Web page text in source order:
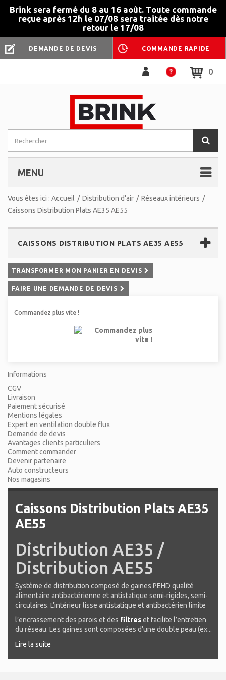
Brink sera fermé du 8 au 16 août. Toute commande
reçue après 12h le 07/08 sera traitée dès notre
retour le 17/08
DEMANDE DE DEVIS COMMANDE RAPIDE
0
MENU
Vous êtes ici : Accueil / Distribution d'air / Réseaux intérieurs /
Caissons Distribution Plats AE35 AE55
CAISSONS DISTRIBUTION PLATS AE35 AE55
TRANSFORMER MON PANIER EN DEVIS
FAIRE UNE DEMANDE DE DEVIS
Commandez plus vite !
Informations
CGV
Livraison
Paiement sécurisé
Mentions légales
Expert en ventilation double flux
Demande de devis
Avantages clients particuliers
Comment commander
Devenir partenaire
Auto constructeurs
Nos magasins
Caissons Distribution Plats AE35
AE55
Distribution AE35 /
Distribution AE55
Système de distribution composé de gaines PEHD qualité
alimentaire antibactérienne et antistatique semi-rigides, semi-
circulaires. L’intérieur lisse antistatique et antibactérien limite
l’encrassement des parois et des filtreset facilite l’entretien
du réseau. Les gaines sont composées d’une double peau (ex...
Lire la suite